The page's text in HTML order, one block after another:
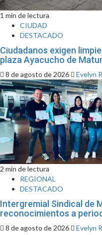
1 min de lectura
CIUDAD
DESTACADO
Ciudadanos exigen
plaza Ayacucho de
8 de agosto de 2026 Evelyn
2 min de lectura
REGIONAL
DESTACADO
Intergremial Sindical de
reconocimientos a
8 de agosto de 2026 Evelyn